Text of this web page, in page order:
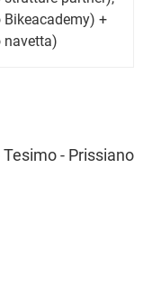
Bikeacademy) +
navetta)
- Prissiano